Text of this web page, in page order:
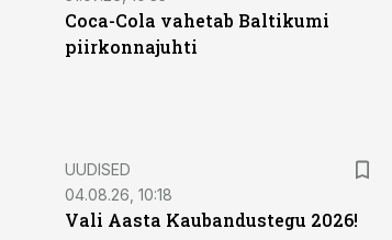
Coca-Cola vahetab Baltikumi
piirkonnajuhti
UUDISED
04.08.26, 10:18
Vali Aasta Kaubandustegu 2026!